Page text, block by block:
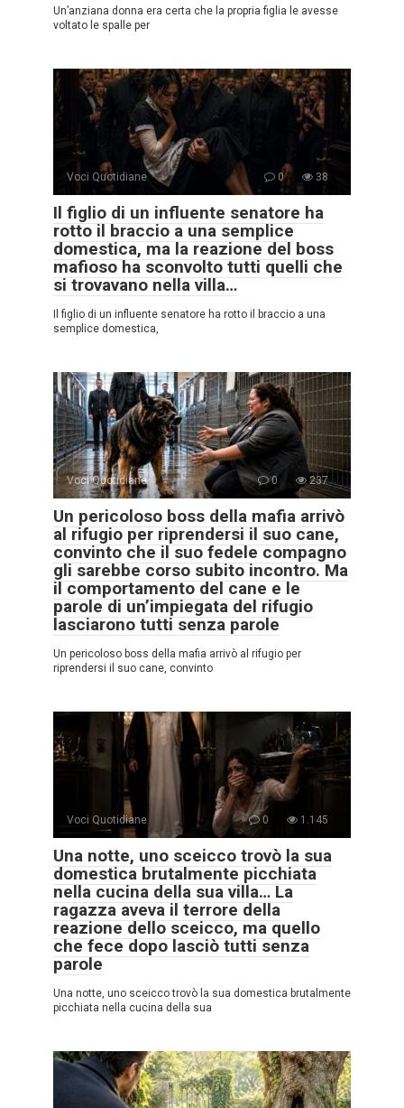
Un’anziana donna era certa che la propria figlia le avesse
voltato le spalle per
Voci Quotidiane 0 38
Il figlio di un influente senatore ha
rotto il braccio a una semplice
domestica, ma la reazione del boss
mafioso ha sconvolto tutti quelli che
si trovavano nella villa…
Il figlio di un influente senatore ha rotto il braccio a una
semplice domestica,
Voci Quotidiane 0 237
Un pericoloso boss della mafia arrivò
al rifugio per riprendersi il suo cane,
convinto che il suo fedele compagno
gli sarebbe corso subito incontro. Ma
il comportamento del cane e le
parole di un’impiegata del rifugio
lasciarono tutti senza parole
Un pericoloso boss della mafia arrivò al rifugio per
riprendersi il suo cane, convinto
Voci Quotidiane 0 1.145
Una notte, uno sceicco trovò la sua
domestica brutalmente picchiata
nella cucina della sua villa… La
ragazza aveva il terrore della
reazione dello sceicco, ma quello
che fece dopo lasciò tutti senza
parole
Una notte, uno sceicco trovò la sua domestica brutalmente
picchiata nella cucina della sua